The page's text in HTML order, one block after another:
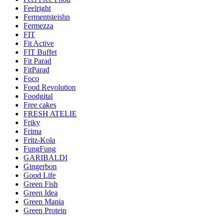
Feelright
Fermentsteishn
Fermezza
FIT
Fit Active
FIT Buffet
Fit Parad
FitParad
Foco
Food Revolution
Foodgital
Free cakes
FRESH ATELIE
Friky
Frima
Fritz-Kola
FungFung
GARIBALDI
Gingerbon
Good Life
Green Fish
Green Idea
Green Mania
Green Protein